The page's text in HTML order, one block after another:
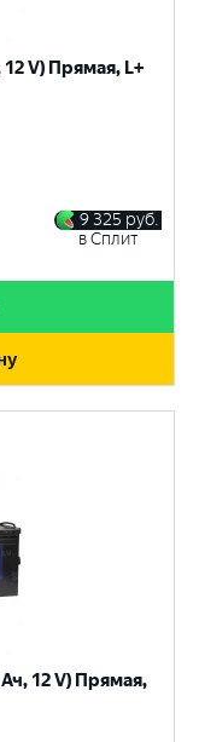
V) Прямая, L+
9 325 руб.
в Сплит
12 V) Прямая,